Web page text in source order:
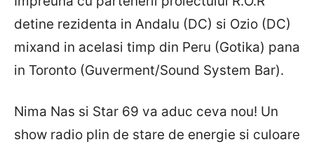
detine rezidenta in Andalu (DC) si Ozio (DC)
mixand in acelasi timp din Peru (Gotika) pana
in Toronto (Guverment/Sound System Bar).
Nima Nas si Star 69 va aduc ceva nou! Un
show radio plin de stare de energie si culoare